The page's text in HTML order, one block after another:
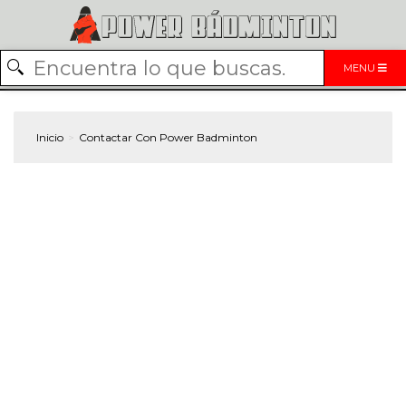
MENU
Inicio Contactar Con Power Badminton